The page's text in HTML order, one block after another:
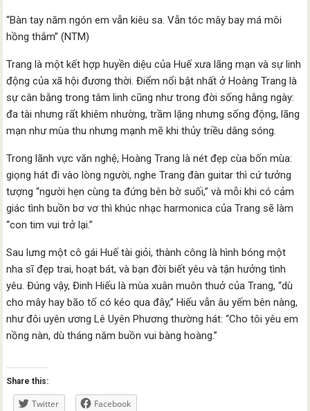
“Bàn tay năm ngón em vẫn kiêu sa. Vẫn tóc mây bay má môi
hồng thắm” (NTM)
Trang là một kết hợp huyền diệu của Huế xưa lãng mạn và sự linh
động của xã hội đương thời. Điểm nổi bật nhất ở Hoàng Trang là
sự cân bằng trong tâm linh cũng như trong đời sống hằng ngày:
đa tài nhưng rất khiêm nhường, trầm lặng nhưng sống động, lãng
mạn như mùa thu nhưng mạnh mẽ khi thủy triều dâng sóng.
Trong lãnh vực văn nghệ, Hoàng Trang là nét đẹp cùa bốn mùa:
giọng hát đi vào lòng người, nghe Trang đàn guitar thì cứ tưởng
tượng “người hẹn cùng ta đứng bên bờ suối,” và mỗi khi có cảm
giác tình buồn bơ vơ thì khúc nhạc harmonica của Trang sẽ làm
“con tim vui trở lại.”
Sau lưng một cô gái Huế tài giỏi, thành công là hình bóng một
nha sĩ đẹp trai, hoạt bát, và bạn đời biết yêu và tận hưởng tình
yêu. Đúng vậy, Đinh Hiếu là mùa xuân muôn thuở của Trang, “dù
cho mây hay bão tố có kéo qua đây,” Hiếu vẫn âu yếm bên nàng,
như đôi uyên ương Lê Uyên Phương thường hát: “Cho tôi yêu em
nồng nàn, dù tháng năm buồn vui bàng hoàng.”
Share this:
Twitter Facebook